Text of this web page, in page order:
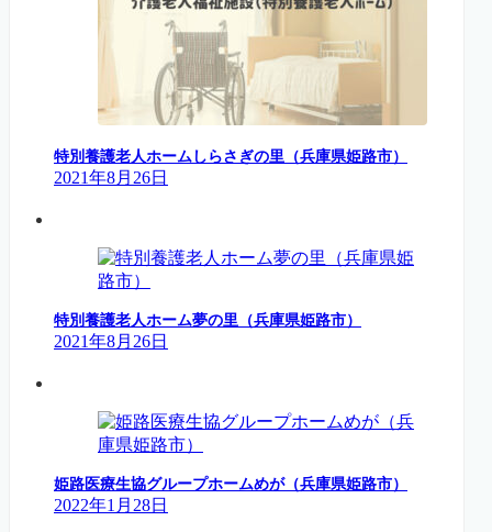
特別養護老人ホームしらさぎの里（兵庫県姫路市）
2021年8月26日
特別養護老人ホーム夢の里（兵庫県姫路市）
2021年8月26日
姫路医療生協グループホームめが（兵庫県姫路市）
2022年1月28日